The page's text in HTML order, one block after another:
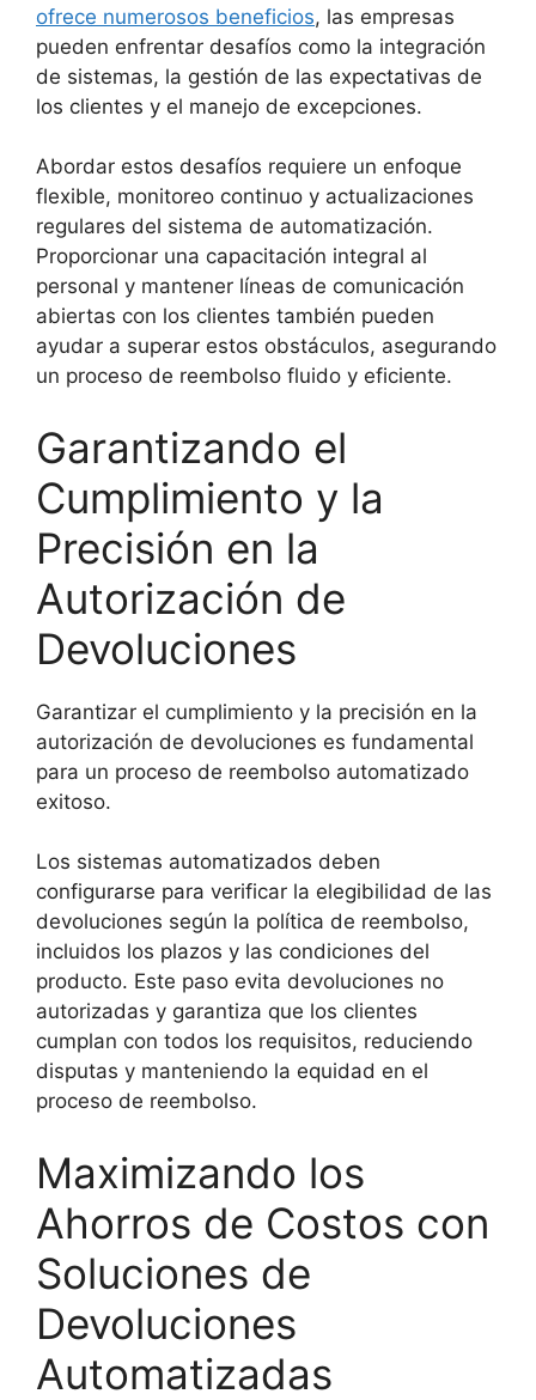
ofrece numerosos beneficios, las empresas
pueden enfrentar desafíos como la integración
de sistemas, la gestión de las expectativas de
los clientes y el manejo de excepciones.
Abordar estos desafíos requiere un enfoque
flexible, monitoreo continuo y actualizaciones
regulares del sistema de automatización.
Proporcionar una capacitación integral al
personal y mantener líneas de comunicación
abiertas con los clientes también pueden
ayudar a superar estos obstáculos, asegurando
un proceso de reembolso fluido y eficiente.
Garantizando el
Cumplimiento y la
Precisión en la
Autorización de
Devoluciones
Garantizar el cumplimiento y la precisión en la
autorización de devoluciones es fundamental
para un proceso de reembolso automatizado
exitoso.
Los sistemas automatizados deben
configurarse para verificar la elegibilidad de las
devoluciones según la política de reembolso,
incluidos los plazos y las condiciones del
producto. Este paso evita devoluciones no
autorizadas y garantiza que los clientes
cumplan con todos los requisitos, reduciendo
disputas y manteniendo la equidad en el
proceso de reembolso.
Maximizando los
Ahorros de Costos con
Soluciones de
Devoluciones
Automatizadas